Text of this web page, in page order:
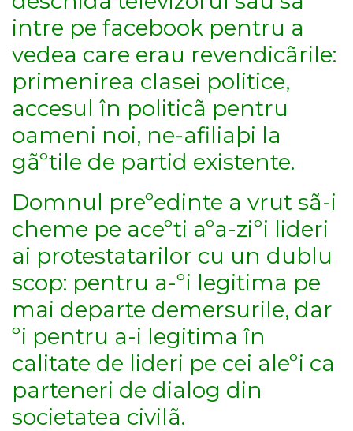
intre pe facebook pentru a
vedea care erau revendicãrile:
primenirea clasei politice,
accesul în politicã pentru
oameni noi, ne-afiliaþi la
gãºtile de partid existente.
Domnul preºedinte a vrut sã-i
cheme pe aceºti aºa-ziºi lideri
ai protestatarilor cu un dublu
scop: pentru a-ºi legitima pe
mai departe demersurile, dar
ºi pentru a-i legitima în
calitate de lideri pe cei aleºi ca
parteneri de dialog din
societatea civilã.